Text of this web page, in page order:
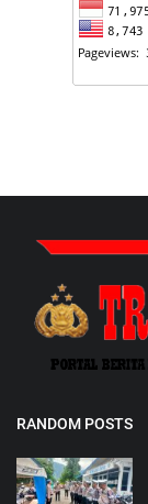
RANDOM POSTS